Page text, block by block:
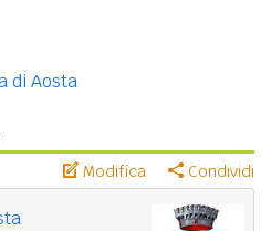
di Aosta
Modifica Condividi